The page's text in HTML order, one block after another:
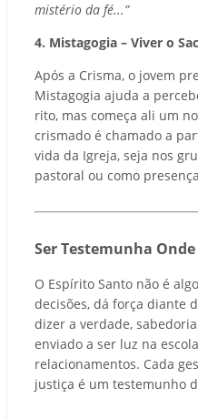
mistério da fé...”
4. Mistagogia – Viver o
Após a Crisma, o jovem
Mistagogia ajuda a
rito, mas começa ali um
crismado é chamado a
vida da Igreja, seja nos
pastoral ou como
Ser Testemunha Onde
O Espírito Santo não é
decisões, dá força diante
dizer a verdade,
enviado a ser luz na
relacionamentos. Cada
justiça é um testemunho